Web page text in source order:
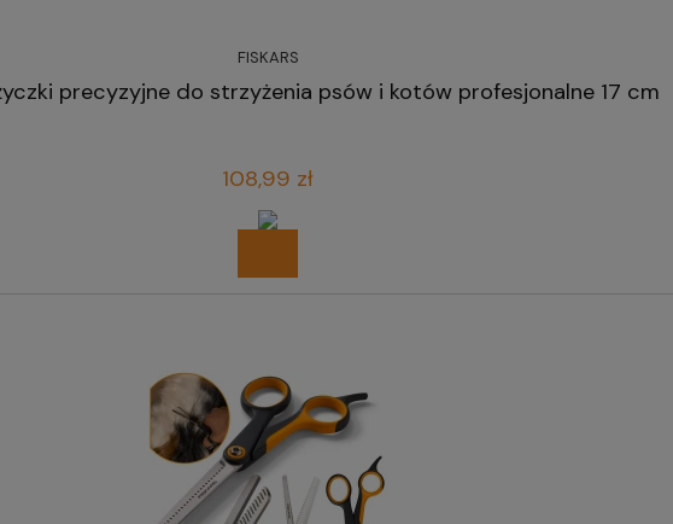
FISKARS
precyzyjne do strzyżenia psów i kotów profesjonalne 17 cm
108,99 zł